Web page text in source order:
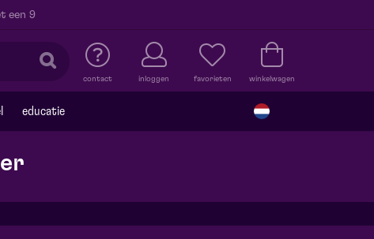
een 9
contact inloggen favorieten winkelwagen
educatie